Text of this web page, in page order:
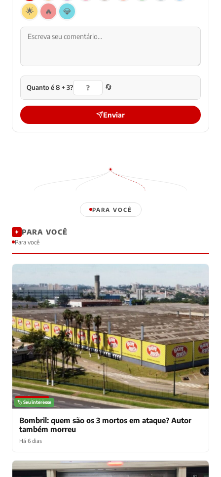
🌟
🔥 💎
Quanto é 8 + 3? 🔄
Enviar
PARA VOCÊ
✦ PARA VOCÊ
Para você
NOTÍCIAS
🏷️ Seu interesse
Bombril: quem são os 3 mortos em ataque? Autor
também morreu
Há 6 dias